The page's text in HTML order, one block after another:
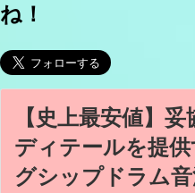
ね！
【史上最安値】
ディテールを提
グシップドラム